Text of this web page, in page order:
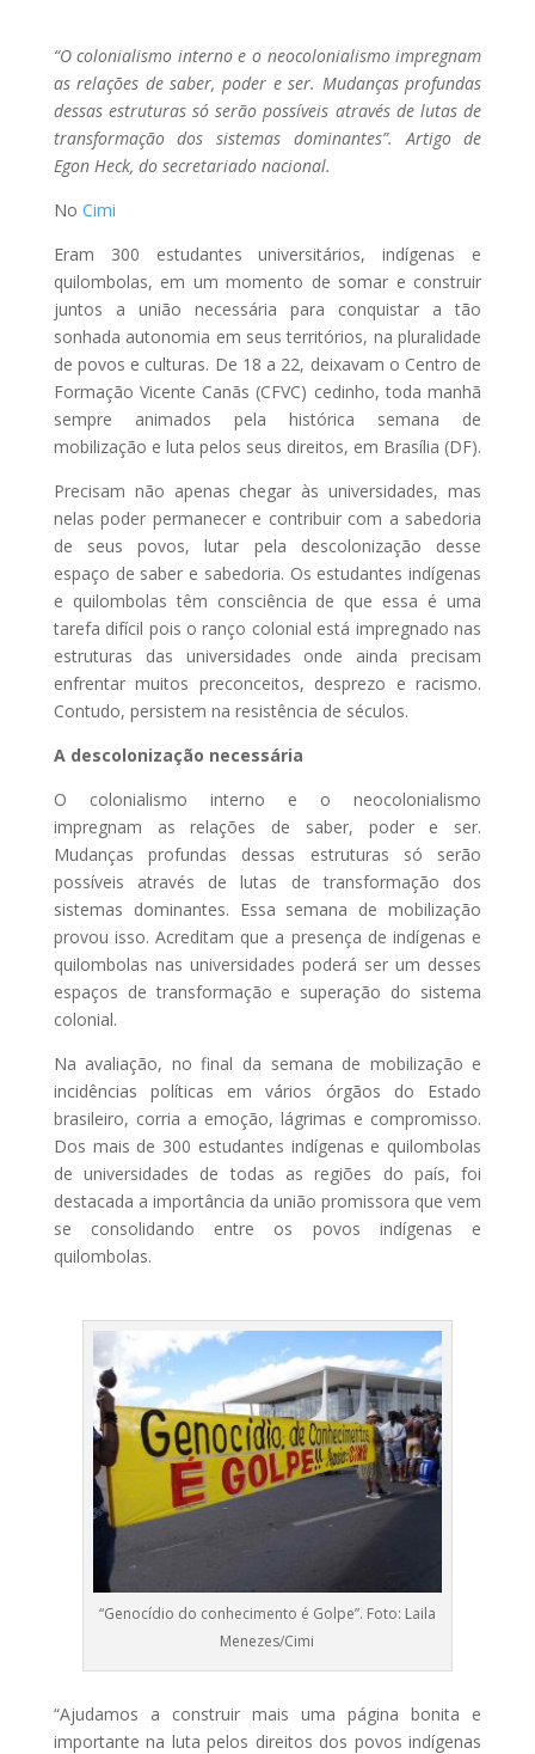
“O colonialismo interno e o neocolonialismo impregnam
as relações de saber, poder e ser. Mudanças profundas
dessas estruturas só serão possíveis através de lutas de
transformação dos sistemas dominantes”. Artigo de
Egon Heck, do secretariado nacional.
No Cimi
Eram 300 estudantes universitários, indígenas e
quilombolas, em um momento de somar e construir
juntos a união necessária para conquistar a tão
sonhada autonomia em seus territórios, na pluralidade
de povos e culturas. De 18 a 22, deixavam o Centro de
Formação Vicente Canãs (CFVC) cedinho, toda manhã
sempre animados pela histórica semana de
mobilização e luta pelos seus direitos, em Brasília (DF).
Precisam não apenas chegar às universidades, mas
nelas poder permanecer e contribuir com a sabedoria
de seus povos, lutar pela descolonização desse
espaço de saber e sabedoria. Os estudantes indígenas
e quilombolas têm consciência de que essa é uma
tarefa difícil pois o ranço colonial está impregnado nas
estruturas das universidades onde ainda precisam
enfrentar muitos preconceitos, desprezo e racismo.
Contudo, persistem na resistência de séculos.
A descolonização necessária
O colonialismo interno e o neocolonialismo
impregnam as relações de saber, poder e ser.
Mudanças profundas dessas estruturas só serão
possíveis através de lutas de transformação dos
sistemas dominantes. Essa semana de mobilização
provou isso. Acreditam que a presença de indígenas e
quilombolas nas universidades poderá ser um desses
espaços de transformação e superação do sistema
colonial.
Na avaliação, no final da semana de mobilização e
incidências políticas em vários órgãos do Estado
brasileiro, corria a emoção, lágrimas e compromisso.
Dos mais de 300 estudantes indígenas e quilombolas
de universidades de todas as regiões do país, foi
destacada a importância da união promissora que vem
se consolidando entre os povos indígenas e
quilombolas.
“Genocídio do conhecimento é Golpe”. Foto: Laila
Menezes/Cimi
“Ajudamos a construir mais uma página bonita e
importante na luta pelos direitos dos povos indígenas